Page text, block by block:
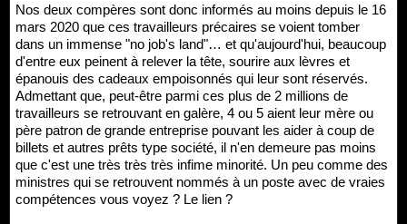
Nos deux compères sont donc informés au moins depuis le 16
mars 2020 que ces travailleurs précaires se voient tomber
dans un immense "no job's land"… et qu'aujourd'hui, beaucoup
d'entre eux peinent à relever la tête, sourire aux lèvres et
épanouis des cadeaux empoisonnés qui leur sont réservés.
Admettant que, peut-être parmi ces plus de 2 millions de
travailleurs se retrouvant en galère, 4 ou 5 aient leur mère ou
père patron de grande entreprise pouvant les aider à coup de
billets et autres prêts type société, il n'en demeure pas moins
que c'est une très très très infime minorité. Un peu comme des
ministres qui se retrouvent nommés à un poste avec de vraies
compétences vous voyez ? Le lien ?